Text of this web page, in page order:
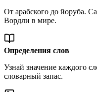
От арабского до йоруба.
Вордли в мире.
Определения слов
Узнай значение каждого
словарный запас.